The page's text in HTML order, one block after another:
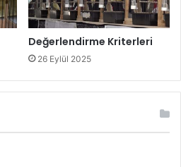
Değerlendirme Kriterleri
26 Eylül 2025